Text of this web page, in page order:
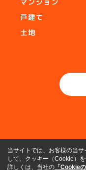
当サイトでは、お客様の当
して、クッキー（Cookie）を
詳しくは、当社の 「Cookie